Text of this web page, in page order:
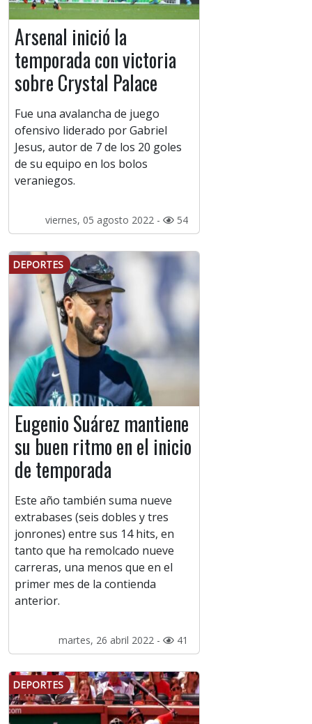
Arsenal inició la
temporada con victoria
sobre Crystal Palace
Fue una avalancha de juego
ofensivo liderado por Gabriel
Jesus, autor de 7 de los 20 goles
de su equipo en los bolos
veraniegos.
viernes, 05 agosto 2022 - 54
DEPORTES
Eugenio Suárez mantiene
su buen ritmo en el inicio
de temporada
Este año también suma nueve
extrabases (seis dobles y tres
jonrones) entre sus 14 hits, en
tanto que ha remolcado nueve
carreras, una menos que en el
primer mes de la contienda
anterior.
martes, 26 abril 2022 - 41
DEPORTES